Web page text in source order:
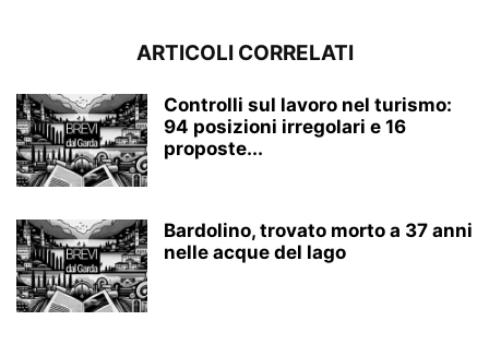
ARTICOLI CORRELATI
Controlli sul lavoro nel turismo:
94 posizioni irregolari e 16
proposte...
Bardolino, trovato morto a 37 anni
nelle acque del lago